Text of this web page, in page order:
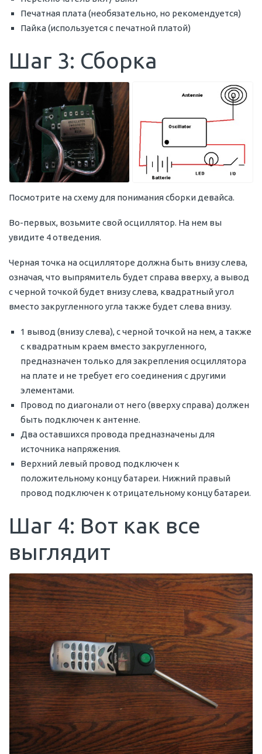
Печатная плата (необязательно, но рекомендуется)
Пайка (используется с печатной платой)
Шаг 3: Сборка
Посмотрите на схему для понимания сборки девайса.
Во-первых, возьмите свой осциллятор. На нем вы
увидите 4 отведения.
Черная точка на осцилляторе должна быть внизу слева,
означая, что выпрямитель будет справа вверху, а вывод
с черной точкой будет внизу слева, квадратный угол
вместо закругленного угла также будет слева внизу.
1 вывод (внизу слева), с черной точкой на нем, а также
с квадратным краем вместо закругленного,
предназначен только для закрепления осциллятора
на плате и не требует его соединения с другими
элементами.
Провод по диагонали от него (вверху справа) должен
быть подключен к антенне.
Два оставшихся провода предназначены для
источника напряжения.
Верхний левый провод подключен к
положительному концу батареи. Нижний правый
провод подключен к отрицательному концу батареи.
Шаг 4: Вот как все
выглядит